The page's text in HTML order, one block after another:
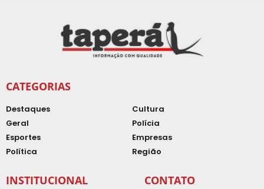
CATEGORIAS
Destaques
Geral
Esportes
Política
Cultura
Polícia
Empresas
Região
INSTITUCIONAL CONTATO